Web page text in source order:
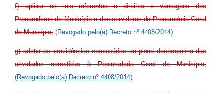
f) aplicar as leis referentes a direitos e vantagens dos
Procuradores do Município e dos servidores da Procuradoria Geral
do Município; (Revogado pelo(a) Decreto nº 4408/2014)
g) adotar as providências necessárias ao pleno desempenho das
atividades cometidas à Procuradoria Geral do Município;
(Revogado pelo(a) Decreto nº 4408/2014)